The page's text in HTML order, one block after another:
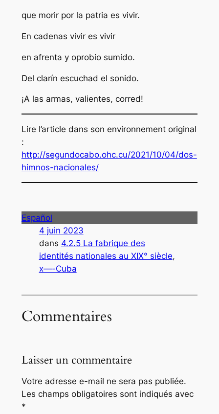
que morir por la patria es vivir.
En cadenas vivir es vivir
en afrenta y oprobio sumido.
Del clarín escuchad el sonido.
¡A las armas, valientes, corred!
Lire l’article dans son environnement original
:
http://segundocabo.ohc.cu/2021/10/04/dos-
himnos-nacionales/
Español
4 juin 2023
dans 4.2.5 La fabrique des
identités nationales au XIX° siècle
x—-Cuba
Commentaires
Laisser un commentaire
Votre adresse e-mail ne sera pas publiée.
Les champs obligatoires sont indiqués avec
*